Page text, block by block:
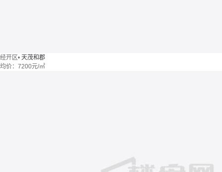
经开区• 天茂和郡
均价： 7200元/㎡